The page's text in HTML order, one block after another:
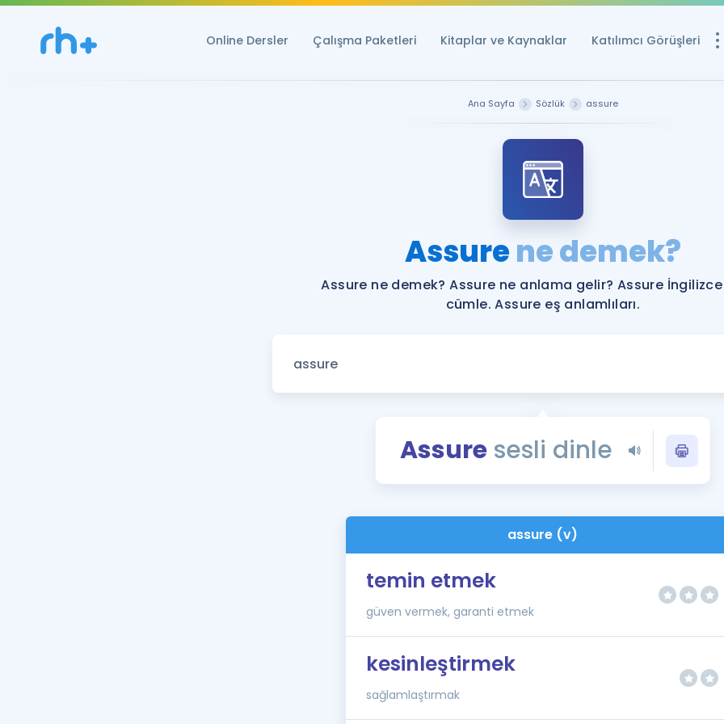
Online Dersler Çalışma Paketleri Kitaplar ve Kaynaklar Katılımcı Görüşleri
YDS ve YÖKDİL
Rehberlik Aracı
YDS ve YÖKDİL'e
Tüm ÖSYM
YDS - YÖKDİL
İngilizce Gramer
Ana Sayfa Sözlük assure
Assurene demek?
Assure ne demek? Assure ne anlama gelir? Assure
cümle. Assure eş anlamlıları.
Assuresesli dinle
assure (v)
temin etmek
güven vermek, garanti etmek
kesinleştirmek
sağlamlaştırmak